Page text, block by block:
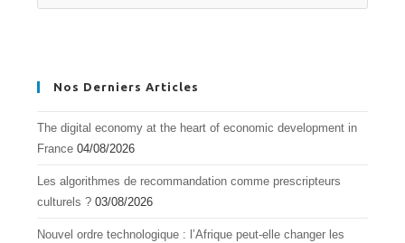
Nos Derniers Articles
The digital economy at the heart of economic development in
France 04/08/2026
Les algorithmes de recommandation comme prescripteurs
culturels ? 03/08/2026
Nouvel ordre technologique : l’Afrique peut-elle changer les